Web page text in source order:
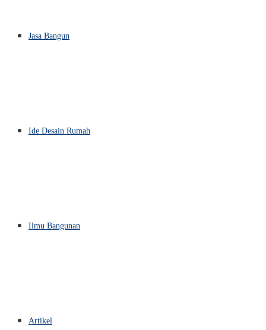
Jasa Bangun
Ide Desain Rumah
Ilmu Bangunan
Artikel